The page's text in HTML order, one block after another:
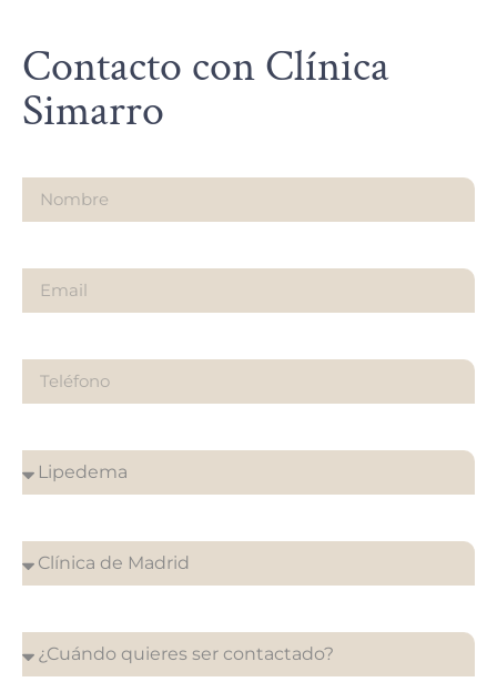
Contacto con Clínica
Simarro